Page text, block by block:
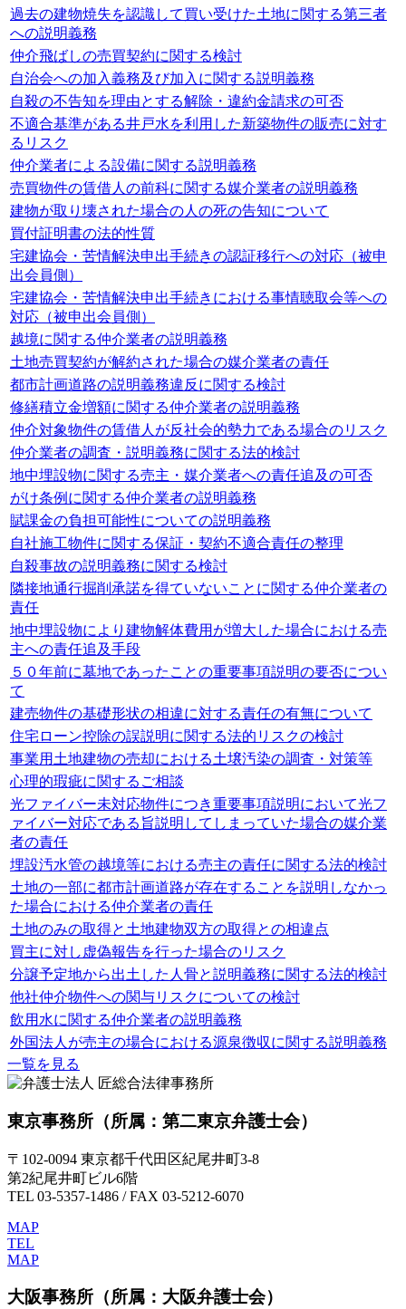
過去の建物焼失を認識して買い受けた土地に関する第三者
への説明義務
仲介飛ばしの売買契約に関する検討
自治会への加入義務及び加入に関する説明義務
自殺の不告知を理由とする解除・違約金請求の可否
不適合基準がある井戸水を利用した新築物件の販売に対す
るリスク
仲介業者による設備に関する説明義務
売買物件の賃借人の前科に関する媒介業者の説明義務
建物が取り壊された場合の人の死の告知について
買付証明書の法的性質
宅建協会・苦情解決申出手続きの認証移行への対応（被申
出会員側）
宅建協会・苦情解決申出手続きにおける事情聴取会等への
対応（被申出会員側）
越境に関する仲介業者の説明義務
土地売買契約が解約された場合の媒介業者の責任
都市計画道路の説明義務違反に関する検討
修繕積立金増額に関する仲介業者の説明義務
仲介対象物件の賃借人が反社会的勢力である場合のリスク
仲介業者の調査・説明義務に関する法的検討
地中埋設物に関する売主・媒介業者への責任追及の可否
がけ条例に関する仲介業者の説明義務
賦課金の負担可能性についての説明義務
自社施工物件に関する保証・契約不適合責任の整理
自殺事故の説明義務に関する検討
隣接地通行掘削承諾を得ていないことに関する仲介業者の
責任
地中埋設物により建物解体費用が増大した場合における売
主への責任追及手段
５０年前に墓地であったことの重要事項説明の要否につい
て
建売物件の基礎形状の相違に対する責任の有無について
住宅ローン控除の誤説明に関する法的リスクの検討
事業用土地建物の売却における土壌汚染の調査・対策等
心理的瑕疵に関するご相談
光ファイバー未対応物件につき重要事項説明において光フ
ァイバー対応である旨説明してしまっていた場合の媒介業
者の責任
埋設汚水管の越境等における売主の責任に関する法的検討
土地の一部に都市計画道路が存在することを説明しなかっ
た場合における仲介業者の責任
土地のみの取得と土地建物双方の取得との相違点
買主に対し虚偽報告を行った場合のリスク
分譲予定地から出土した人骨と説明義務に関する法的検討
他社仲介物件への関与リスクについての検討
飲用水に関する仲介業者の説明義務
外国法人が売主の場合における源泉徴収に関する説明義務
一覧を見る
東京事務所 （所属：第二東京弁護士会）
〒102-0094 東京都千代田区紀尾井町3-8
第2紀尾井町ビル6階
TEL 03-5357-1486 / FAX 03-5212-6070
MAP
TEL
MAP
大阪事務所 （所属：大阪弁護士会）